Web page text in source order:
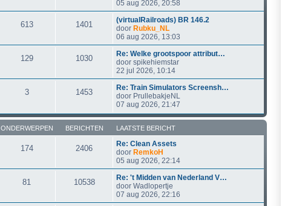
05 aug 2026, 20:58
613 1401
(virtualRailroads) BR 146.2
door Rubku_NL
06 aug 2026, 13:03
129 1030
Re: Welke grootspoor attribut…
door spikehiemstar
22 jul 2026, 10:14
3 1453
Re: Train Simulators Screensh…
door PrullebakjeNL
07 aug 2026, 21:47
ONDERWERPEN BERICHTEN LAATSTE BERICHT
174 2406
Re: Clean Assets
door RemkoH
05 aug 2026, 22:14
81 10538
Re: 't Midden van Nederland V…
door Wadlopertje
07 aug 2026, 22:16